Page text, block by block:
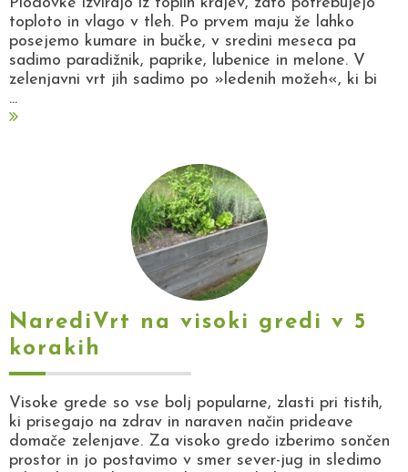
toploto in vlago v tleh. Po prvem maju že lahko
posejemo kumare in bučke, v sredini meseca pa
sadimo paradižnik, paprike, lubenice in melone. V
zelenjavni vrt jih sadimo po »ledenih možeh«, ki bi
...
NarediVrt na visoki gredi v 5
korakih
Visoke grede so vse bolj popularne, zlasti pri tistih,
ki prisegajo na zdrav in naraven način prideave
domače zelenjave. Za visoko gredo izberimo sončen
prostor in jo postavimo v smer sever-jug in sledimo